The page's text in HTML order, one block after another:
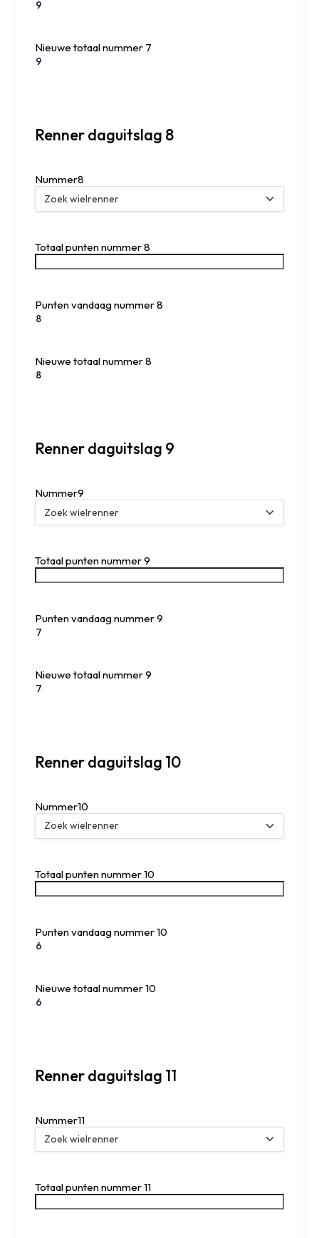
Nieuwe totaal nummer 7
Renner daguitslag 8
Nummer8
Totaal punten nummer 8
Punten vandaag nummer 8
Nieuwe totaal nummer 8
Renner daguitslag 9
Nummer9
Totaal punten nummer 9
Punten vandaag nummer 9
Nieuwe totaal nummer 9
Renner daguitslag 10
Nummer10
Totaal punten nummer 10
Punten vandaag nummer 10
Nieuwe totaal nummer 10
Renner daguitslag 11
Nummer11
Totaal punten nummer 11